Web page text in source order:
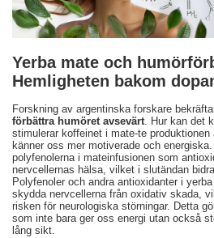
Yerba mate och
Hemligheten bakom
Forskning av argentinska forskare
förbättra humöret avsevärt. Hur kan det
stimulerar koffeinet i mate-te
känner oss mer motiverade och
polyfenolerna i mateinfusionen som
nervcellernas hälsa, vilket i slutändan
Polyfenoler och andra antioxidanter i
skydda nervcellerna från oxidativ skada,
risken för neurologiska störningar. Detta
som inte bara ger oss energi utan också
lång sikt.